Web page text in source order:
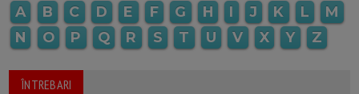
A B C D E F G H I J K L
M
N
O P Q R S T U V X Y Z
ÎNTREBARI